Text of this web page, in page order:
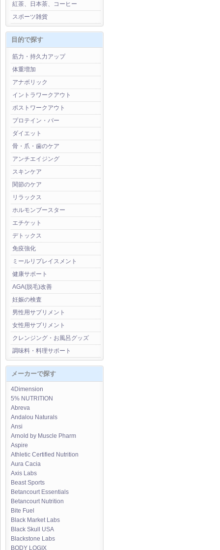
紅茶、日本茶、コーヒー
スポーツ雑貨
目的で探す
筋力・持久力アップ
体重増加
アナボリック
イントラワークアウト
ポストワークアウト
プロテイン・バー
ダイエット
骨・爪・歯のケア
アンチエイジング
スキンケア
関節のケア
リラックス
ホルモンブースター
エチケット
デトックス
免疫強化
ミールリプレイスメント
健康サポート
AGA(脱毛)改善
妊娠の検査
男性用サプリメント
女性用サプリメント
クレンジング・お風呂グッズ
調味料・料理サポート
メーカーで探す
4Dimension
5% NUTRITION
Abreva
Andalou Naturals
Ansi
Arnold by Muscle Pharm
Aspire
Athletic Certified Nutrition
Aura Cacia
Axis Labs
Beast Sports
Betancourt Essentials
Betancourt Nutrition
Bite Fuel
Black Market Labs
Black Skull USA
Blackstone Labs
BODY LOGIX